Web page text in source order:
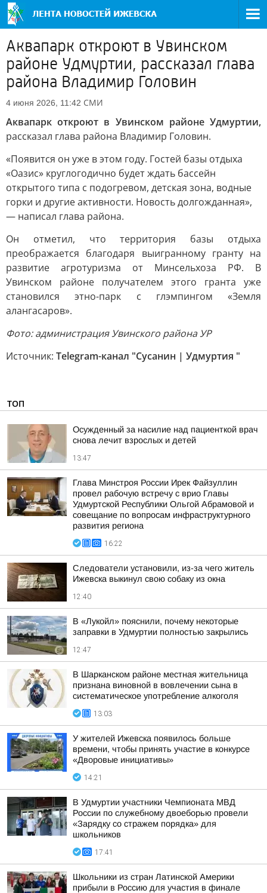
Аквапарк откроют в Увинском
районе Удмуртии, рассказал глава
района Владимир Головин
4 июня 2026, 11:42 СМИ
Аквапарк откроют в Увинском районе Удмуртии,
рассказал глава района Владимир Головин.
«Появится он уже в этом году. Гостей базы отдыха
«Оазис» круглогодично будет ждать бассейн
открытого типа с подогревом, детская зона, водные
горки и другие активности. Новость долгожданная»,
— написал глава района.
Он отметил, что территория базы отдыха
преображается благодаря выигранному гранту на
развитие агротуризма от Минсельхоза РФ. В
Увинском районе получателем этого гранта уже
становился этно-парк с глэмпингом «Земля
алангасаров».
Фото: администрация Увинского района УР
Источник: Telegram-канал "Сусанин | Удмуртия "
ТОП
Осужденный за насилие над пациенткой врач
снова лечит взрослых и детей
13:47
Глава Минстроя России Ирек Файзуллин
провел рабочую встречу с врио Главы
Удмуртской Республики Ольгой Абрамовой и
совещание по вопросам инфраструктурного
развития региона
16:22
Следователи установили, из-за чего житель
Ижевска выкинул свою собаку из окна
12:40
В «Лукойл» пояснили, почему некоторые
заправки в Удмуртии полностью закрылись
12:47
В Шарканском районе местная жительница
признана виновной в вовлечении сына в
систематическое употребление алкоголя
13:03
У жителей Ижевска появилось больше
времени, чтобы принять участие в конкурсе
«Дворовые инициативы»
14:21
В Удмуртии участники Чемпионата МВД
России по служебному двоеборью провели
«Зарядку со стражем порядка» для
школьников
17:41
Школьники из стран Латинской Америки
прибыли в Россию для участия в финале